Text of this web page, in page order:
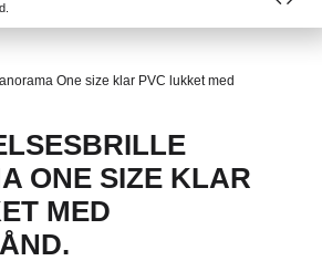
ONE SIZE KLAR
MED